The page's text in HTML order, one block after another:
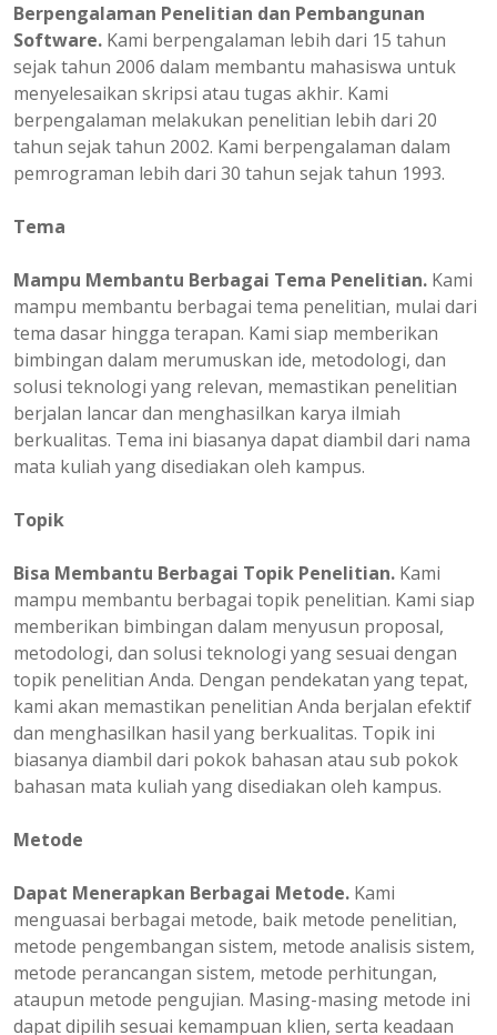
Berpengalaman Penelitian dan Pembangunan
Software. Kami berpengalaman lebih dari 15 tahun
sejak tahun 2006 dalam membantu mahasiswa untuk
menyelesaikan skripsi atau tugas akhir. Kami
berpengalaman melakukan penelitian lebih dari 20
tahun sejak tahun 2002. Kami berpengalaman dalam
pemrograman lebih dari 30 tahun sejak tahun 1993.
Tema
Mampu Membantu Berbagai Tema Penelitian. Kami
mampu membantu berbagai tema penelitian, mulai dari
tema dasar hingga terapan. Kami siap memberikan
bimbingan dalam merumuskan ide, metodologi, dan
solusi teknologi yang relevan, memastikan penelitian
berjalan lancar dan menghasilkan karya ilmiah
berkualitas. Tema ini biasanya dapat diambil dari nama
mata kuliah yang disediakan oleh kampus.
Topik
Bisa Membantu Berbagai Topik Penelitian. Kami
mampu membantu berbagai topik penelitian. Kami siap
memberikan bimbingan dalam menyusun proposal,
metodologi, dan solusi teknologi yang sesuai dengan
topik penelitian Anda. Dengan pendekatan yang tepat,
kami akan memastikan penelitian Anda berjalan efektif
dan menghasilkan hasil yang berkualitas. Topik ini
biasanya diambil dari pokok bahasan atau sub pokok
bahasan mata kuliah yang disediakan oleh kampus.
Metode
Dapat Menerapkan Berbagai Metode. Kami
menguasai berbagai metode, baik metode penelitian,
metode pengembangan sistem, metode analisis sistem,
metode perancangan sistem, metode perhitungan,
ataupun metode pengujian. Masing-masing metode ini
dapat dipilih sesuai kemampuan klien, serta keadaan